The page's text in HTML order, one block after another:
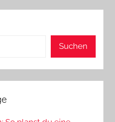
Suchen